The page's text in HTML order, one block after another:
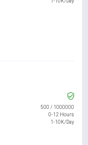
500 / 1000000
0-12 Hours
1-10K/Day